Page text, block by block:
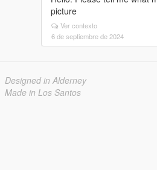
picture
Ver contexto
6 de septiembre de 2024
Designed in Alderney
Made in Los Santos